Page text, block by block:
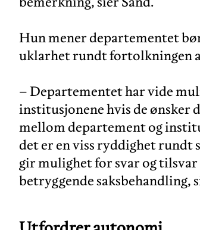
Hun mener departementet
uklarhet rundt fortolkningen
– Departementet har vide
institusjonene hvis de ønsker
mellom departement og
det er en viss ryddighet
gir mulighet for svar og
betryggende saksbehandling,